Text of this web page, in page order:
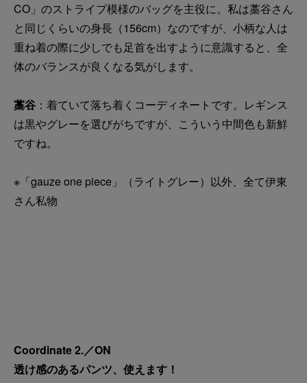
CO」のストライプ模様のバッグを主役に。私は藁谷さん
と同じくらいの身長（156cm）なのですが、小柄な人は
重ね着の際に少しでも足首を出すように意識すると、全
体のバランスが良くなる気がします。
藁谷 ：着ていて落ち着くコーディネートです。レギンス
は黒やグレーを選びがちですが、こういう中間色も新鮮
ですね。
※「gauze one piece」（ライトグレー）以外、全て伊東
さん私物
Coordinate 2.／ON
透け感のあるパンツ、使えます！